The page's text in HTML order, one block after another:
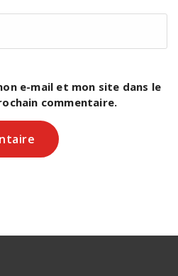
e-mail et mon site dans le
commentaire.